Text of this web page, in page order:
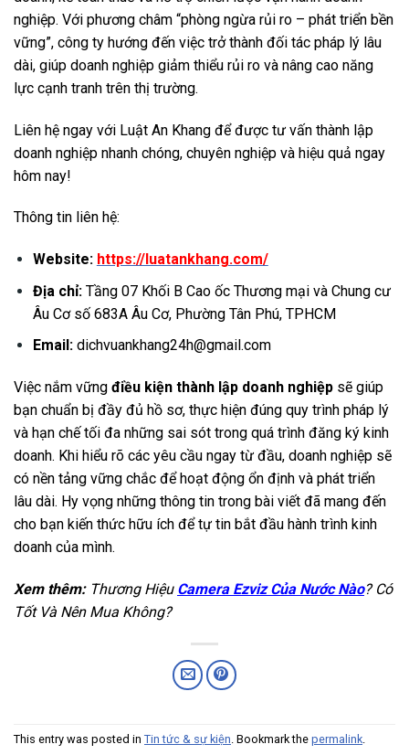
nghiệp. Với phương châm “phòng ngừa rủi ro – phát triển bền
vững”, công ty hướng đến việc trở thành đối tác pháp lý lâu
dài, giúp doanh nghiệp giảm thiểu rủi ro và nâng cao năng
lực cạnh tranh trên thị trường.
Liên hệ ngay với Luật An Khang để được tư vấn thành lập
doanh nghiệp nhanh chóng, chuyên nghiệp và hiệu quả ngay
hôm nay!
Thông tin liên hệ:
Website: https://luatankhang.com/
Địa chỉ:Tầng 07 Khối B Cao ốc Thương mại và Chung cư
Âu Cơ số 683A Âu Cơ, Phường Tân Phú, TPHCM
Email: dichvuankhang24h@gmail.com
Việc nắm vững điều kiện thành lập doanh nghiệp sẽ giúp
bạn chuẩn bị đầy đủ hồ sơ, thực hiện đúng quy trình pháp lý
và hạn chế tối đa những sai sót trong quá trình đăng ký kinh
doanh. Khi hiểu rõ các yêu cầu ngay từ đầu, doanh nghiệp sẽ
có nền tảng vững chắc để hoạt động ổn định và phát triển
lâu dài. Hy vọng những thông tin trong bài viết đã mang đến
cho bạn kiến thức hữu ích để tự tin bắt đầu hành trình kinh
doanh của mình.
Xem thêm: Thương Hiệu Camera Ezviz Của Nước Nào? Có
Tốt Và Nên Mua Không?
This entry was posted in Tin tức & sự kiện. Bookmark the permalink.